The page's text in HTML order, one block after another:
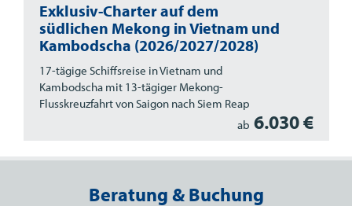
Exklusiv-Charter auf dem
südlichen Mekong in Vietnam und
Kambodscha (2026/2027/2028)
17-tägige Schiffsreise in Vietnam und
Kambodscha mit 13-tägiger Mekong-
Flusskreuzfahrt von Saigon nach Siem Reap
ab 6.030 €
Beratung & Buchung